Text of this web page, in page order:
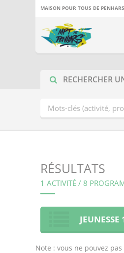
MAISON POUR TOUS DE
RECHERCHER
RÉSULTATS
1 ACTIVITÉ / 8
Note : vous ne pouvez